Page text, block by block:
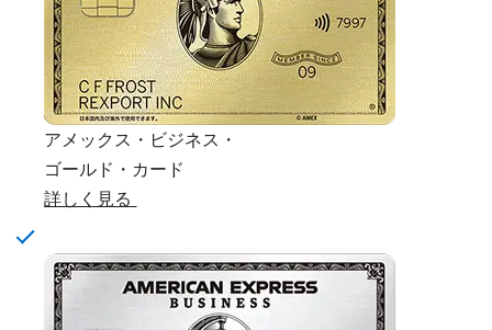
アメックス・ビジネス・
ゴールド・カード
詳しく見る